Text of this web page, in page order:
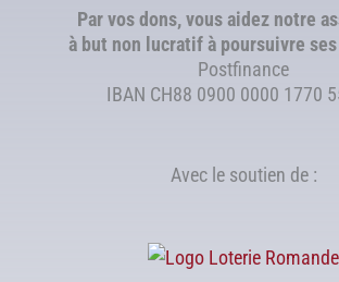
Par vos dons, vous aidez notre
à but non lucratif à poursuivre
Postfinance
IBAN CH88 0900 0000 1770
Avec le soutien de :